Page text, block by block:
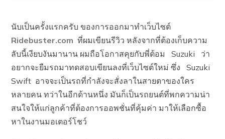
นับเป็นครั้งแรกครับ ของการออกมาทำเว็บไซต์
Ridebuster.com ที่ผมเขียนรีวิว หลังจากที่ต้องเก็บความ
ลับนี้เงียบงันมานาน ผมถือโอกาสคุยกับพี่ต้อม Suzuki ว่า
อยากจะยืมรถมาทดสอบเขียนลงที่เว็บไซต์ใหม่ ซึ่ง Suzuki
Swift อาจจะเป็นรถที่กำลังจะสั่งลาในสายตาของใคร
หลายคน ทว่าในอีกด้านหนึ่ง มันก็เป็นรถยนต์ที่พกความน่า
สนใจให้แก่ลูกค้าที่ต้องการออพชั่นที่คุ้มค่า มาให้เลือกซื้อ
หาในงานมอเตอร์โชว์